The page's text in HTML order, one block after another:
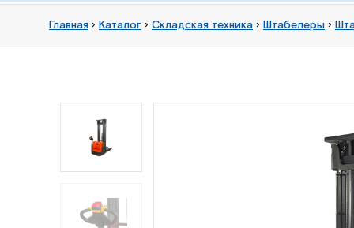
Главная › Каталог › Складская техника › Штабелеры ›